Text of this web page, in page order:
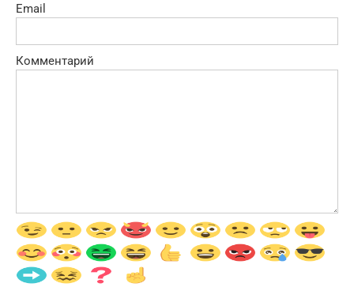
Email
Комментарий